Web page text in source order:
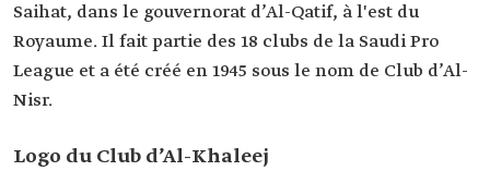
Saihat, dans le gouvernorat d’Al-Qatif, à l'est du
Royaume. Il fait partie des 18 clubs de la Saudi Pro
League et a été créé en 1945 sous le nom de Club d’Al-
Nisr.
Logo du Club d’Al-Khaleej